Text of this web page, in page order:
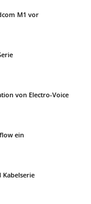
M1 vor
von Electro-Voice
ein